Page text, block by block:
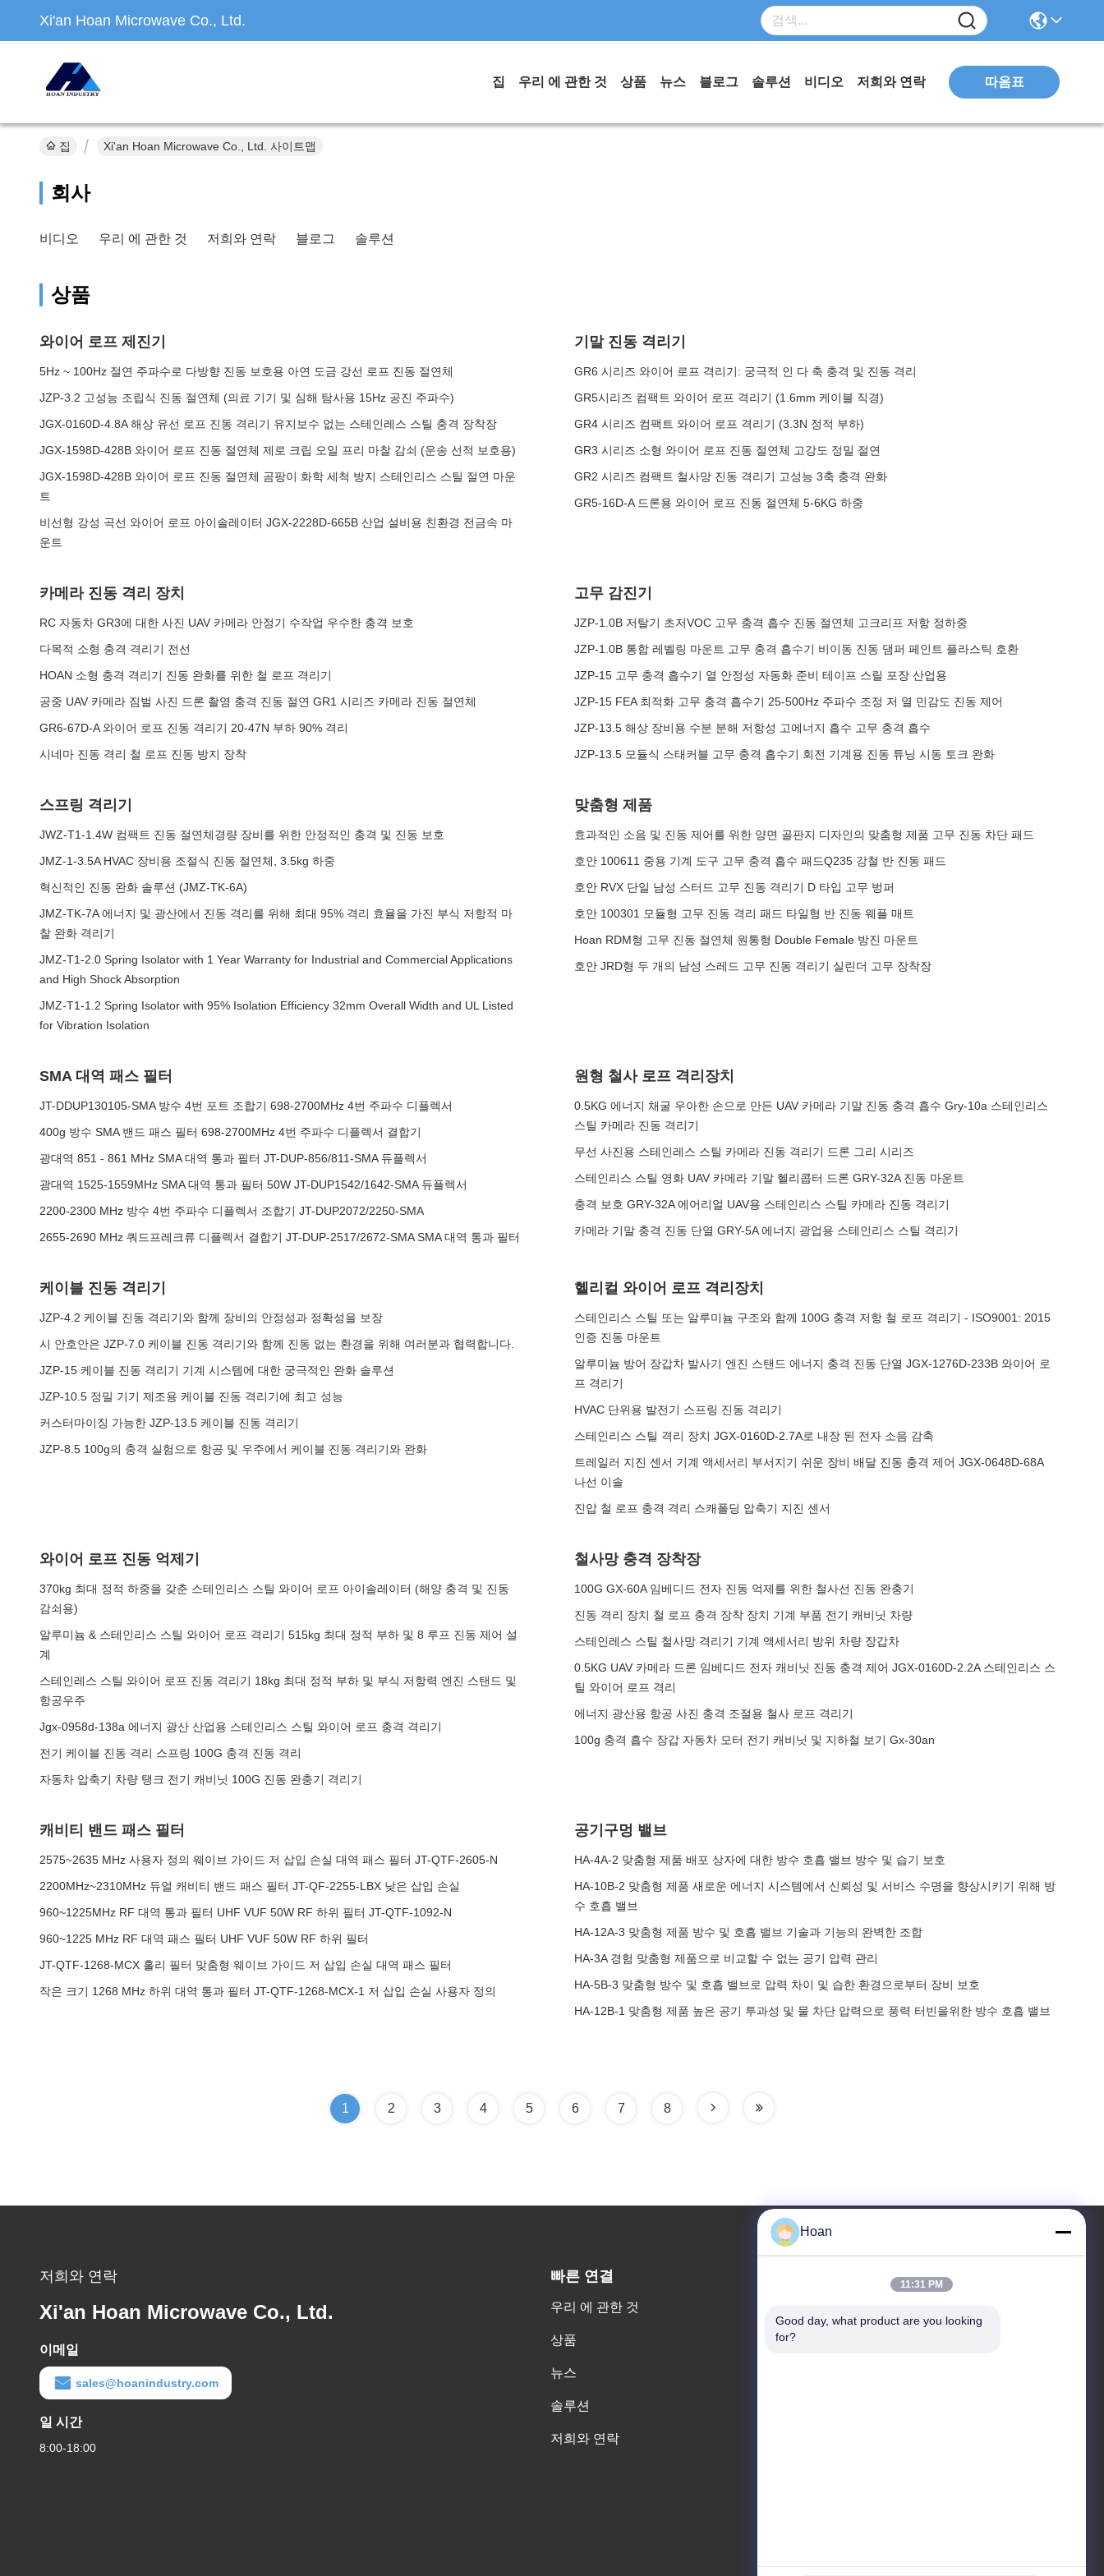
Xi'an Hoan Microwave Co., Ltd.
집 우리 에 관한 것 상품 뉴스 블로그 솔루션 비디오 저희와 연락 따옴표
집 Xi'an Hoan Microwave Co., Ltd. 사이트맵
회사
비디오 우리 에 관한 것 저희와 연락 블로그 솔루션
상품
와이어 로프 제진기
5Hz ~ 100Hz 절연 주파수로 다방향 진동 보호용 아연 도금 강선 로프 진동 절연체
JZP-3.2 고성능 조립식 진동 절연체 (의료 기기 및 심해 탐사용 15Hz 공진 주파수)
JGX-0160D-4.8A 해상 유선 로프 진동 격리기 유지보수 없는 스테인레스 스틸 충격 장착장
JGX-1598D-428B 와이어 로프 진동 절연체 제로 크립 오일 프리 마찰 감쇠 (운송 선적 보호용)
JGX-1598D-428B 와이어 로프 진동 절연체 곰팡이 화학 세척 방지 스테인리스 스틸 절연 마운
트
비선형 강성 곡선 와이어 로프 아이솔레이터 JGX-2228D-665B 산업 설비용 친환경 전금속 마
운트
기말 진동 격리기
GR6 시리즈 와이어 로프 격리기: 궁극적 인 다 축 충격 및 진동 격리
GR5시리즈 컴팩트 와이어 로프 격리기 (1.6mm 케이블 직경)
GR4 시리즈 컴팩트 와이어 로프 격리기 (3.3N 정적 부하)
GR3 시리즈 소형 와이어 로프 진동 절연체 고강도 정밀 절연
GR2 시리즈 컴팩트 철사망 진동 격리기 고성능 3축 충격 완화
GR5-16D-A 드론용 와이어 로프 진동 절연체 5-6KG 하중
카메라 진동 격리 장치
RC 자동차 GR3에 대한 사진 UAV 카메라 안정기 수작업 우수한 충격 보호
다목적 소형 충격 격리기 전선
HOAN 소형 충격 격리기 진동 완화를 위한 철 로프 격리기
공중 UAV 카메라 짐벌 사진 드론 촬영 충격 진동 절연 GR1 시리즈 카메라 진동 절연체
GR6-67D-A 와이어 로프 진동 격리기 20-47N 부하 90% 격리
시네마 진동 격리 철 로프 진동 방지 장착
고무 감진기
JZP-1.0B 저탈기 초저VOC 고무 충격 흡수 진동 절연체 고크리프 저항 정하중
JZP-1.0B 통합 레벨링 마운트 고무 충격 흡수기 비이동 진동 댐퍼 페인트 플라스틱 호환
JZP-15 고무 충격 흡수기 열 안정성 자동화 준비 테이프 스릴 포장 산업용
JZP-15 FEA 최적화 고무 충격 흡수기 25-500Hz 주파수 조정 저 열 민감도 진동 제어
JZP-13.5 해상 장비용 수분 분해 저항성 고에너지 흡수 고무 충격 흡수
JZP-13.5 모듈식 스태커블 고무 충격 흡수기 회전 기계용 진동 튜닝 시동 토크 완화
스프링 격리기
JWZ-T1-1.4W 컴팩트 진동 절연체경량 장비를 위한 안정적인 충격 및 진동 보호
JMZ-1-3.5A HVAC 장비용 조절식 진동 절연체, 3.5kg 하중
혁신적인 진동 완화 솔루션 (JMZ-TK-6A)
JMZ-TK-7A 에너지 및 광산에서 진동 격리를 위해 최대 95% 격리 효율을 가진 부식 저항적 마
찰 완화 격리기
JMZ-T1-2.0 Spring Isolator with 1 Year Warranty for Industrial and Commercial Applications
and High Shock Absorption
JMZ-T1-1.2 Spring Isolator with 95% Isolation Efficiency 32mm Overall Width and UL Listed
for Vibration Isolation
맞춤형 제품
효과적인 소음 및 진동 제어를 위한 양면 골판지 디자인의 맞춤형 제품 고무 진동 차단 패드
호안 100611 중용 기계 도구 고무 충격 흡수 패드Q235 강철 반 진동 패드
호안 RVX 단일 남성 스터드 고무 진동 격리기 D 타입 고무 벙퍼
호안 100301 모듈형 고무 진동 격리 패드 타일형 반 진동 웨플 매트
Hoan RDM형 고무 진동 절연체 원통형 Double Female 방진 마운트
호안 JRD형 두 개의 남성 스레드 고무 진동 격리기 실린더 고무 장착장
SMA 대역 패스 필터
JT-DDUP130105-SMA 방수 4번 포트 조합기 698-2700MHz 4번 주파수 디플렉서
400g 방수 SMA 밴드 패스 필터 698-2700MHz 4번 주파수 디플렉서 결합기
광대역 851 - 861 MHz SMA 대역 통과 필터 JT-DUP-856/811-SMA 듀플렉서
광대역 1525-1559MHz SMA 대역 통과 필터 50W JT-DUP1542/1642-SMA 듀플렉서
2200-2300 MHz 방수 4번 주파수 디플렉서 조합기 JT-DUP2072/2250-SMA
2655-2690 MHz 쿼드프레크류 디플렉서 결합기 JT-DUP-2517/2672-SMA SMA 대역 통과 필터
원형 철사 로프 격리장치
0.5KG 에너지 채굴 우아한 손으로 만든 UAV 카메라 기말 진동 충격 흡수 Gry-10a 스테인리스
스틸 카메라 진동 격리기
무선 사진용 스테인레스 스틸 카메라 진동 격리기 드론 그리 시리즈
스테인리스 스틸 영화 UAV 카메라 기말 헬리콥터 드론 GRY-32A 진동 마운트
충격 보호 GRY-32A 에어리얼 UAV용 스테인리스 스틸 카메라 진동 격리기
카메라 기말 충격 진동 단열 GRY-5A 에너지 광업용 스테인리스 스틸 격리기
케이블 진동 격리기
JZP-4.2 케이블 진동 격리기와 함께 장비의 안정성과 정확성을 보장
시 안호안은 JZP-7.0 케이블 진동 격리기와 함께 진동 없는 환경을 위해 여러분과 협력합니다.
JZP-15 케이블 진동 격리기 기계 시스템에 대한 궁극적인 완화 솔루션
JZP-10.5 정밀 기기 제조용 케이블 진동 격리기에 최고 성능
커스터마이징 가능한 JZP-13.5 케이블 진동 격리기
JZP-8.5 100g의 충격 실험으로 항공 및 우주에서 케이블 진동 격리기와 완화
헬리컬 와이어 로프 격리장치
스테인리스 스틸 또는 알루미늄 구조와 함께 100G 충격 저항 철 로프 격리기 - ISO9001: 2015
인증 진동 마운트
알루미늄 방어 장갑차 발사기 엔진 스탠드 에너지 충격 진동 단열 JGX-1276D-233B 와이어 로
프 격리기
HVAC 단위용 발전기 스프링 진동 격리기
스테인리스 스틸 격리 장치 JGX-0160D-2.7A로 내장 된 전자 소음 감축
트레일러 지진 센서 기계 액세서리 부서지기 쉬운 장비 배달 진동 충격 제어 JGX-0648D-68A
나선 이솔
진압 철 로프 충격 격리 스캐폴딩 압축기 지진 센서
와이어 로프 진동 억제기
370kg 최대 정적 하중을 갖춘 스테인리스 스틸 와이어 로프 아이솔레이터 (해양 충격 및 진동
감쇠용)
알루미늄 & 스테인리스 스틸 와이어 로프 격리기 515kg 최대 정적 부하 및 8 루프 진동 제어 설
계
스테인레스 스틸 와이어 로프 진동 격리기 18kg 최대 정적 부하 및 부식 저항력 엔진 스탠드 및
항공우주
Jgx-0958d-138a 에너지 광산 산업용 스테인리스 스틸 와이어 로프 충격 격리기
전기 케이블 진동 격리 스프링 100G 충격 진동 격리
자동차 압축기 차량 탱크 전기 캐비닛 100G 진동 완충기 격리기
철사망 충격 장착장
100G GX-60A 임베디드 전자 진동 억제를 위한 철사선 진동 완충기
진동 격리 장치 철 로프 충격 장착 장치 기계 부품 전기 캐비닛 차량
스테인레스 스틸 철사망 격리기 기계 액세서리 방위 차량 장갑차
0.5KG UAV 카메라 드론 임베디드 전자 캐비닛 진동 충격 제어 JGX-0160D-2.2A 스테인리스 스
틸 와이어 로프 격리
에너지 광산용 항공 사진 충격 조절용 철사 로프 격리기
100g 충격 흡수 장갑 자동차 모터 전기 캐비닛 및 지하철 보기 Gx-30an
캐비티 밴드 패스 필터
2575~2635 MHz 사용자 정의 웨이브 가이드 저 삽입 손실 대역 패스 필터 JT-QTF-2605-N
2200MHz~2310MHz 듀얼 캐비티 밴드 패스 필터 JT-QF-2255-LBX 낮은 삽입 손실
960~1225MHz RF 대역 통과 필터 UHF VUF 50W RF 하위 필터 JT-QTF-1092-N
960~1225 MHz RF 대역 패스 필터 UHF VUF 50W RF 하위 필터
JT-QTF-1268-MCX 홀리 필터 맞춤형 웨이브 가이드 저 삽입 손실 대역 패스 필터
작은 크기 1268 MHz 하위 대역 통과 필터 JT-QTF-1268-MCX-1 저 삽입 손실 사용자 정의
공기구멍 밸브
HA-4A-2 맞춤형 제품 배포 상자에 대한 방수 호흡 밸브 방수 및 습기 보호
HA-10B-2 맞춤형 제품 새로운 에너지 시스템에서 신뢰성 및 서비스 수명을 향상시키기 위해 방
수 호흡 밸브
HA-12A-3 맞춤형 제품 방수 및 호흡 밸브 기술과 기능의 완벽한 조합
HA-3A 경험 맞춤형 제품으로 비교할 수 없는 공기 압력 관리
HA-5B-3 맞춤형 방수 및 호흡 밸브로 압력 차이 및 습한 환경으로부터 장비 보호
HA-12B-1 맞춤형 제품 높은 공기 투과성 및 물 차단 압력으로 풍력 터빈을위한 방수 호흡 밸브
1 2 3 4 5 6 7 8
저희와 연락
Xi'an Hoan Microwave Co., Ltd.
이메일
sales@hoanindustry.com
일 시간
8:00-18:00
빠른 연결
우리 에 관한 것
상품
뉴스
솔루션
저희와 연락
F7, 빌딩 2, 신카이 산업단지, 진에 2번가, 하이테크 지
Hoan
11:31 PM
Good day, what product are you looking
for?